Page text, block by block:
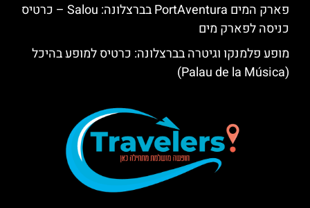
פארק המים PortAventura בברצלונה: Salou – כרטיס
כניסה לפארק מים
מופע פלמנקו וגיטרה בברצלונה: כרטיס למופע בהיכל
(Palau de la Música)